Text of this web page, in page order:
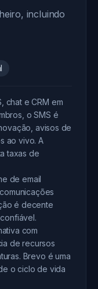
incluindo
chat e CRM em
o SMS é
avisos de
ao vivo. A
taxas de
de email
é decente
com
de recursos
Brevo é uma
o ciclo de vida